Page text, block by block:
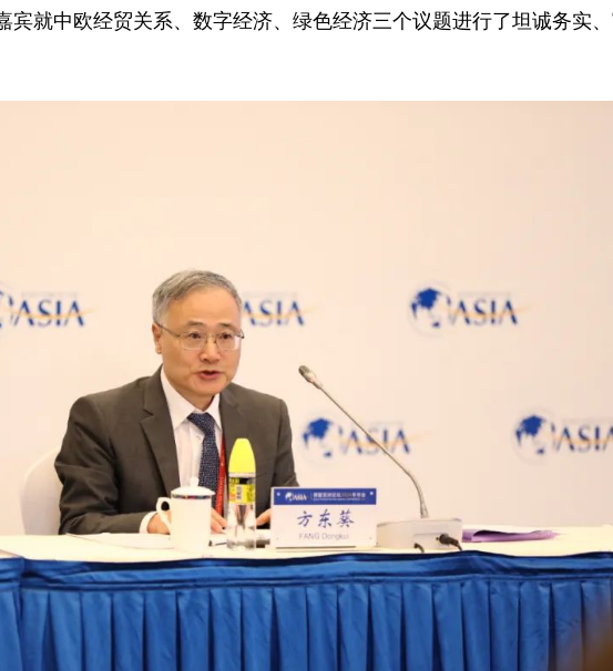
宾就中欧经贸关系、数字经济、绿色经济三个议题进行了坦诚务实